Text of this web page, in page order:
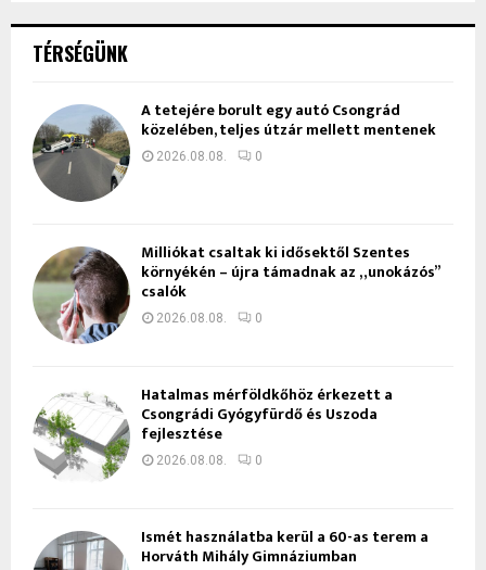
TÉRSÉGÜNK
A tetejére borult egy autó Csongrád
közelében, teljes útzár mellett mentenek
2026.08.08. 0
Milliókat csaltak ki idősektől Szentes
környékén – újra támadnak az „unokázós”
csalók
2026.08.08. 0
Hatalmas mérföldkőhöz érkezett a
Csongrádi Gyógyfürdő és Uszoda
fejlesztése
2026.08.08. 0
Ismét használatba kerül a 60-as terem a
Horváth Mihály Gimnáziumban